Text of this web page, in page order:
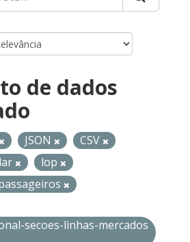
de dados
JSON
CSV
lop
secoes-linhas-mercados